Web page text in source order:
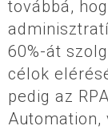
továbbá,
60%-át
célok
pedig az
Automation,